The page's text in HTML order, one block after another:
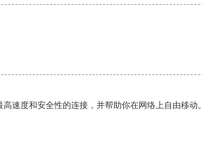
速度和安全性的连接，并帮助你在网络上自由移动。